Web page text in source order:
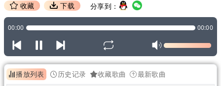
收藏 下载 分享到：
00:00 00:00
播放列表 历史记录 收藏歌曲
最新歌曲